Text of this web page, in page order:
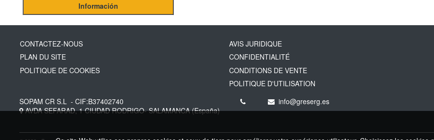
Información
CONTACTEZ-NOUS
PLAN DU SITE
POLITIQUE DE COOKIES
AVIS JURIDIQUE
CONFIDENTIALITÉ
CONDITIONS DE VENTE
POLITIQUE D'UTILISATION
SOPAM CR S.L - CIF:B37402740
AVDA SEFARAD, 1CIUDAD RODRIGO-SALAMANCA(España)
info@greserg.es